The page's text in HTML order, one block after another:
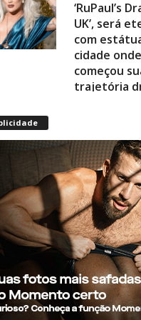
UK’, será
com
cidade onde
começou sua
trajetória
espanhol
assunto na
fotos
em iate
Presença
Shangela
estrelas de
Drag Race
de